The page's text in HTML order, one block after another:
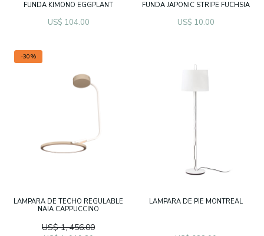
FUNDA KIMONO EGGPLANT
US$ 104.00
FUNDA JAPONIC STRIPE FUCHSIA
US$ 10.00
-30%
LAMPARA DE TECHO REGULABLE
NAIA CAPPUCCINO
US$ 1, 456.00
LAMPARA DE PIE MONTREAL